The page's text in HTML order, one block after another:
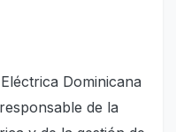
Dominicana
de la